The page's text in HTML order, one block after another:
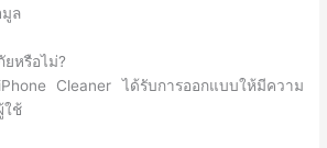
มูล
หรือไม่?
Cleaner ได้รับการออกแบบให้มีความ
ใช้